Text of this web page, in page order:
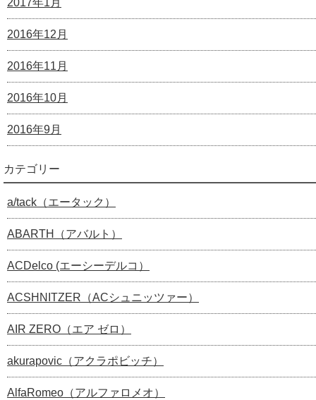
2017年1月
2016年12月
2016年11月
2016年10月
2016年9月
カテゴリー
a/tack（エータック）
ABARTH（アバルト）
ACDelco (エーシーデルコ）
ACSHNITZER（ACシュニッツァー）
AIR ZERO（エア ゼロ）
akurapovic（アクラポビッチ）
AlfaRomeo（アルファロメオ）